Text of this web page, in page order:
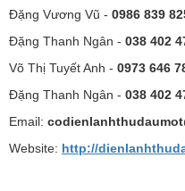
Đặng Vương Vũ - 0986 839
Đặng Thanh Ngân - 038 402
Võ Thị Tuyết Anh - 0973 646
Đặng Thanh Ngân - 038 402
Email:
Website: http://